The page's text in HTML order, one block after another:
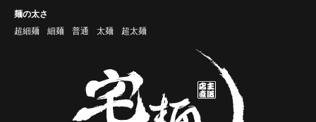
麺の太さ
超細麺
細麺 普通 太麺 超太麺